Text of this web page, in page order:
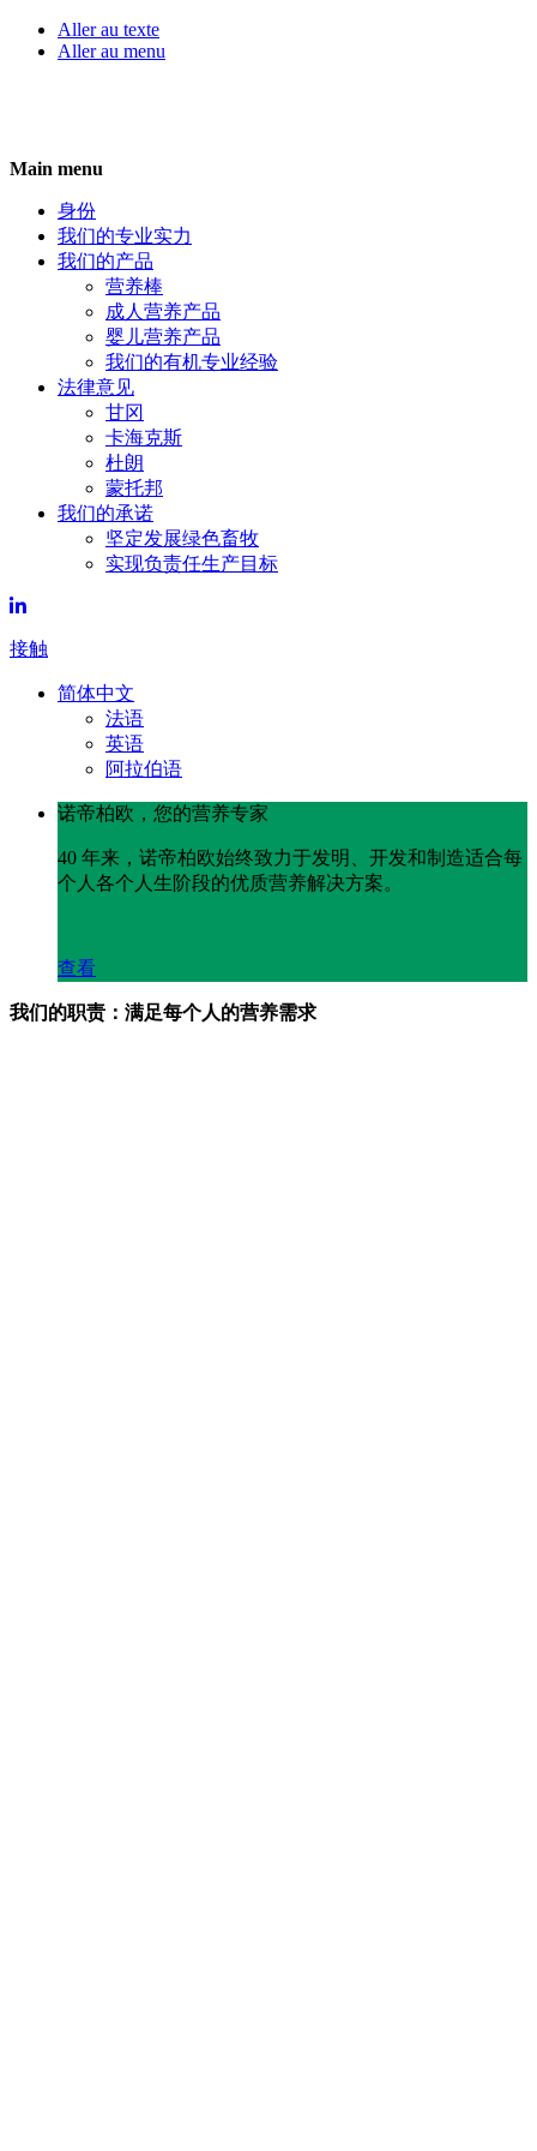
Aller au texte
Aller au menu
Skip
content
Main menu
身份
我们的专业实力
我们的产品
营养棒
成人营养产品
婴儿营养产品
我们的有机专业经验
法律意见
甘冈
卡海克斯
杜朗
蒙托邦
我们的承诺
坚定发展绿色畜牧
实现负责任生产目标
接触
简体中文
法语
英语
阿拉伯语
诺帝柏欧，您的营养专家
40 年来，诺帝柏欧始终致力于发明、开发和制造适合每
个人各个人生阶段的优质营养解决方案。
查看
我们的职责：满足每个人的营养需求